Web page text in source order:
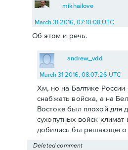
mikhailove
March 31 2016, 07:10:08 UTC
Об этом и речь.
andrew_vdd
March 31 2016, 08:07:26 UTC
Хм, но на Балтике
снабжать войска, а на
Востоке был плохой для
сухопутных войск
добились бы решающего
Deleted comment